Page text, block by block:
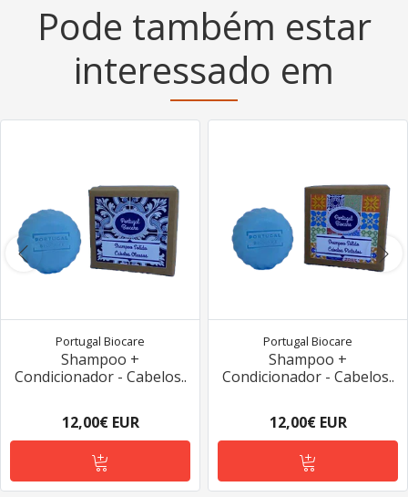
Pode também estar
interessado em
Portugal Biocare
Shampoo +
Condicionador - Cabelos..
12,00€ EUR
Portugal Biocare
Shampoo +
Condicionador - Cabelos..
12,00€ EUR